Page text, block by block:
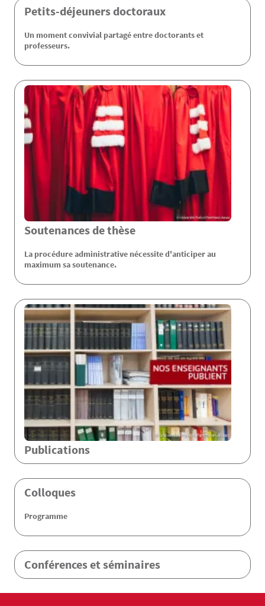
Petits-déjeuners doctoraux
Un moment convivial partagé entre doctorants et
professeurs.
Soutenances de thèse
La procédure administrative nécessite d'anticiper au
maximum sa soutenance.
Publications
Colloques
Programme
Conférences et séminaires